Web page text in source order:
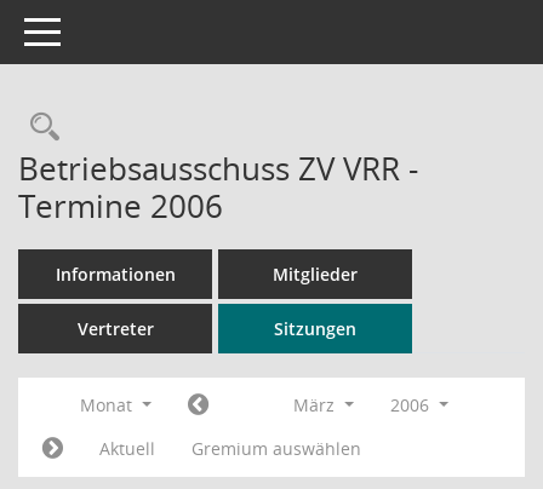
Toggle navigation
Rechercheauswahl
Betriebsausschuss ZV VRR -
Termine 2006
Informationen Mitglieder
Vertreter Sitzungen
Monat März
2006
Aktuell
Gremium auswählen